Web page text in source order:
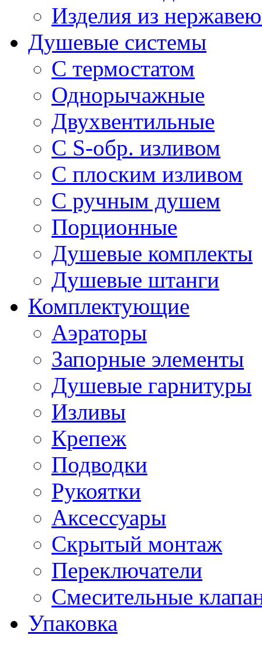
Изделия из
Душевые системы
С термостатом
Однорычажные
Двухвентильные
С S-обр. изливом
С плоским изливом
С ручным душем
Порционные
Душевые комплекты
Душевые штанги
Комплектующие
Аэраторы
Запорные элементы
Душевые гарнитуры
Изливы
Крепеж
Подводки
Рукоятки
Аксессуары
Скрытый монтаж
Переключатели
Смесительные
Упаковка